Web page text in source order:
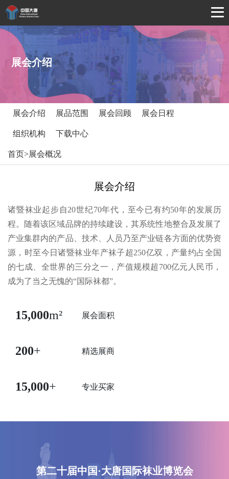
展会介绍
展会介绍 展品范围 展会回顾 展会日程
组织机构 下载中心
首页>展会概况
展会介绍
诸暨袜业起步自20世纪70年代，至今已有约50年的发展历
程。随着该区域品牌的持续建设，其系统性地整合及发展了
产业集群内的产品、技术、人员乃至产业链各方面的优势资
源，时至今日诸暨袜业年产袜子超250亿双，产量约占全国
的七成、全世界的三分之一，产值规模超700亿元人民币，
成为了当之无愧的“国际袜都”。
15,000m² 展会面积
200+ 精选展商
15,000+ 专业买家
第二十届中国·大唐国际袜业博览会